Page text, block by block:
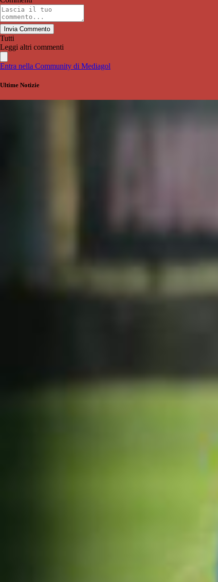
Invia Commento
Tutti
Leggi altri commenti
Entra nella Community di Mediagol
Ultime Notizie